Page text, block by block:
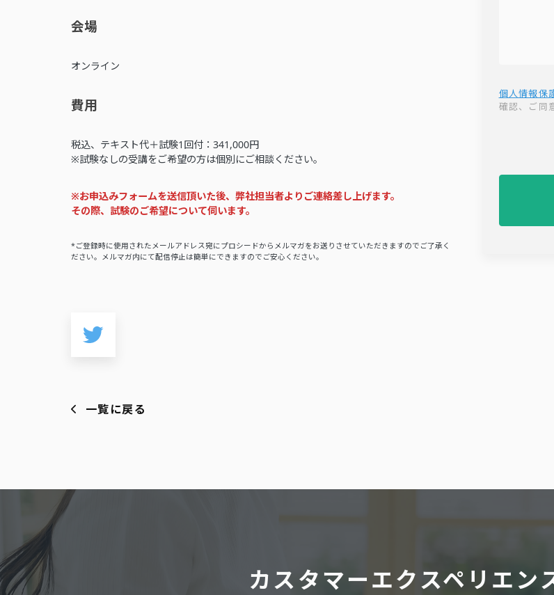
会場
オンライン
費用
税込、テキスト代＋試験1回付：341,000円
※試験なしの受講をご希望の方は個別にご相談ください。
※お申込みフォームを送信頂いた後、弊社担当者よりご連絡差し上げます。
その際、試験のご希望について伺います。
*ご登録時に使用されたメールアドレス宛にプロシードからメルマガをお送りさせていただきますのでご了承く
ださい。メルマガ内にて配信停止は簡単にできますのでご安心ください。
個人情報保
確認、ご同
一覧に戻る
カスタマーエクスペリエン